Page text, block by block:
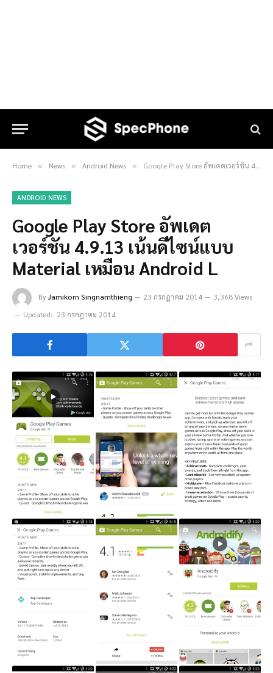
Home » News » Android News » Google Play Store อัพเดตเวอร์ชัน 4.9.13 เน้นดีไซน์แบบ Material เหมือน Android L
ANDROID NEWS
Google Play Store อัพเดต
เวอร์ชัน 4.9.13 เน้นดีไซน์แบบ
Material เหมือน Android L
ByJamikorn Singnamthieng 23 กรกฎาคม 2014
3,368 Views
Updated: 23 กรกฎาคม 2014